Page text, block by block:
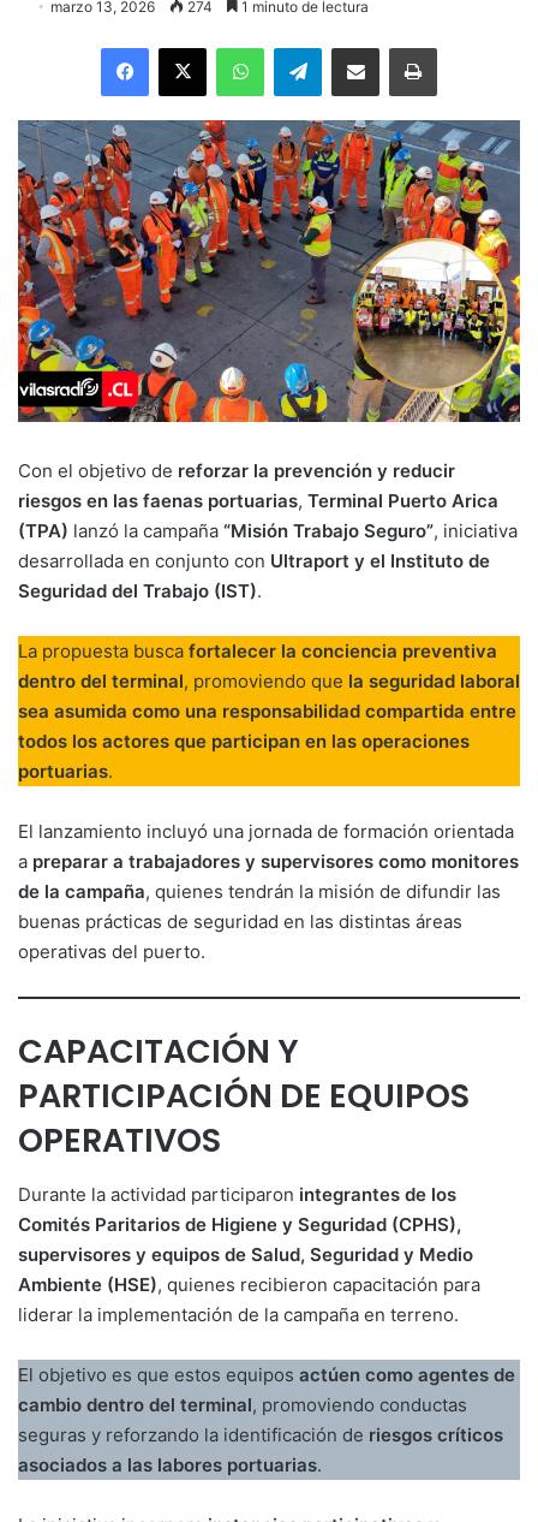
marzo 13, 2026 274 1 minuto de lectura
Facebook
X WhatsAppTelegramEnviar vía email Imprimir
Con el objetivo de reforzar la prevención y reducir
riesgos en las faenas portuarias, Terminal Puerto Arica
(TPA) lanzó la campaña “Misión Trabajo Seguro”, iniciativa
desarrollada en conjunto con Ultraport y el Instituto de
Seguridad del Trabajo (IST).
La propuesta busca fortalecer la conciencia preventiva
dentro del terminal, promoviendo que la seguridad laboral
sea asumida como una responsabilidad compartida entre
todos los actores que participan en las operaciones
portuarias.
El lanzamiento incluyó una jornada de formación orientada
a preparar a trabajadores y supervisores como monitores
de la campaña, quienes tendrán la misión de difundir las
buenas prácticas de seguridad en las distintas áreas
operativas del puerto.
CAPACITACIÓN Y
PARTICIPACIÓN DE EQUIPOS
OPERATIVOS
Durante la actividad participaron integrantes de los
Comités Paritarios de Higiene y Seguridad (CPHS),
supervisores y equipos de Salud, Seguridad y Medio
Ambiente (HSE), quienes recibieron capacitación para
liderar la implementación de la campaña en terreno.
El objetivo es que estos equipos actúen como agentes de
cambio dentro del terminal, promoviendo conductas
seguras y reforzando la identificación de riesgos críticos
asociados a las labores portuarias.